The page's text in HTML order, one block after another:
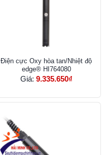
Điện cực Oxy hòa tan/Nhiệt độ
edge® HI764080
Giá: 9.335.650₫